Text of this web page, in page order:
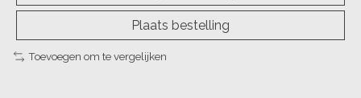
Plaats bestelling
Toevoegen om te vergelijken